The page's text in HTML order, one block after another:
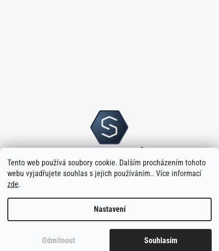
Tento web používá soubory cookie. Dalším procházením tohoto
webu vyjadřujete souhlas s jejich používáním.. Více informací
zde.
Nastavení
Odmítnout Souhlasím
Copyright 2026Sloupský s.r.o. . Všechna práva vyhrazena.